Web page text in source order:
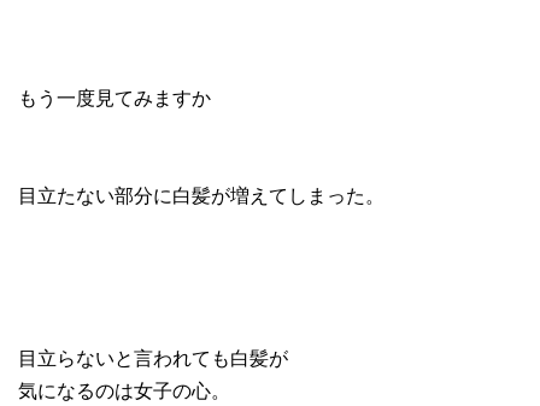
もう一度見てみますか
目立たない部分に白髪が増えてしまった。
目立らないと言われても白髪が
気になるのは女子の心。